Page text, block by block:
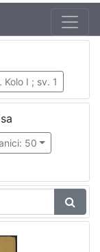
I ; sv. 1
50